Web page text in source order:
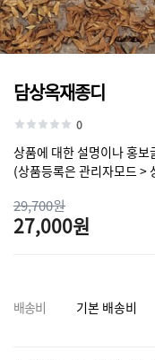
담상옥재종디
0
상품에 대한 설명이나 홍보
(상품등록은 관리자모드 >
29,700원
27,000원
배송비 기본 배송비